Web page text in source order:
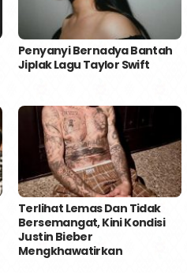
Penyanyi Bernadya Bantah
Jiplak Lagu Taylor Swift
Terlihat Lemas Dan Tidak
Bersemangat, Kini Kondisi
Justin Bieber
Mengkhawatirkan